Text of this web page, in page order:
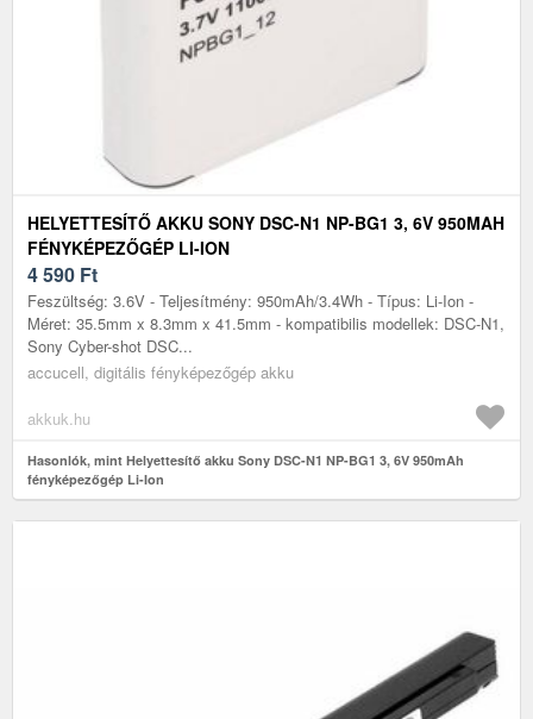
HELYETTESÍTŐ AKKU SONY DSC-N1 NP-BG1 3, 6V 950MAH
FÉNYKÉPEZŐGÉP LI-ION
4 590 Ft
Feszültség: 3.6V - Teljesítmény: 950mAh/3.4Wh - Típus: Li-Ion -
Méret: 35.5mm x 8.3mm x 41.5mm - kompatibilis modellek: DSC-N1,
Sony Cyber-shot DSC...
accucell, digitális fényképezőgép akku
akkuk.hu
Hasonlók, mint Helyettesítő akku Sony DSC-N1 NP-BG1 3, 6V 950mAh
fényképezőgép Li-Ion